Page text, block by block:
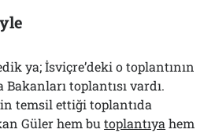
ya; İsviçre’deki o toplantının
toplantısı vardı.
temsil ettiği toplantıda
Güler hem butoplantıya hem